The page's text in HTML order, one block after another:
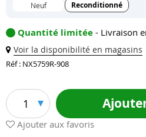
Neuf Reconditionné
Quantité limitée - Livraison
Voir la disponibilité en magasins
Réf : NX5759R-908
1
Ajouter aux favoris